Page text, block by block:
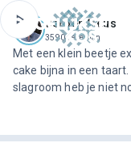
Jeroen Meus
3590 recepten
Met een klein beetje
cake bijna in een
slagroom heb je niet